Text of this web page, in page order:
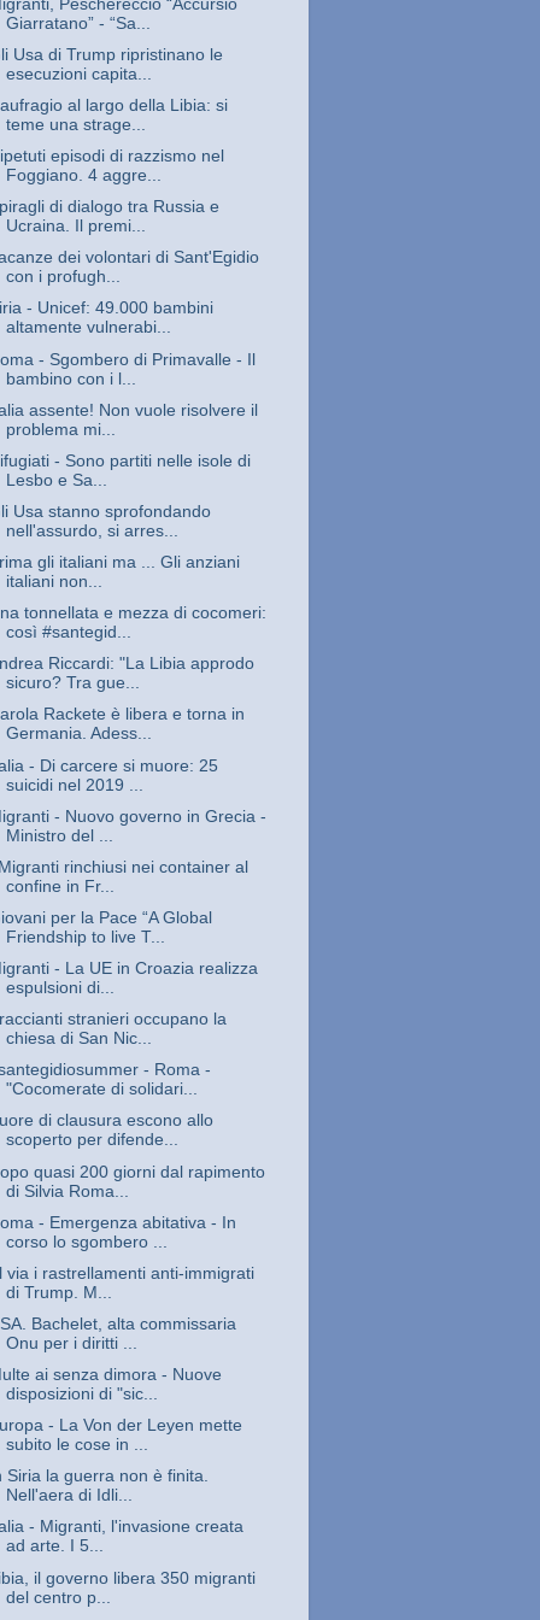
Peschereccio “Accursio
Giarratano” - “Sa...
Usa di Trump ripristinano le
esecuzioni capita...
al largo della Libia: si
teme una strage...
episodi di razzismo nel
Foggiano. 4 aggre...
di dialogo tra Russia e
Ucraina. Il premi...
dei volontari di Sant'Egidio
con i profugh...
- Unicef: 49.000 bambini
altamente vulnerabi...
- Sgombero di Primavalle - Il
bambino con i l...
assente! Non vuole risolvere il
problema mi...
- Sono partiti nelle isole di
Lesbo e Sa...
Usa stanno sprofondando
nell'assurdo, si arres...
gli italiani ma ... Gli anziani
italiani non...
tonnellata e mezza di cocomeri:
così #santegid...
Riccardi: "La Libia approdo
sicuro? Tra gue...
Rackete è libera e torna in
Germania. Adess...
- Di carcere si muore: 25
suicidi nel 2019 ...
- Nuovo governo in Grecia -
Ministro del ...
rinchiusi nei container al
confine in Fr...
per la Pace “A Global
Friendship to live T...
- La UE in Croazia realizza
espulsioni di...
stranieri occupano la
chiesa di San Nic...
- Roma -
"Cocomerate di solidari...
di clausura escono allo
scoperto per difende...
quasi 200 giorni dal rapimento
di Silvia Roma...
- Emergenza abitativa - In
corso lo sgombero ...
via i rastrellamenti anti-immigrati
di Trump. M...
Bachelet, alta commissaria
Onu per i diritti ...
ai senza dimora - Nuove
disposizioni di "sic...
- La Von der Leyen mette
subito le cose in ...
Siria la guerra non è finita.
Nell'aera di Idli...
- Migranti, l'invasione creata
ad arte. I 5...
il governo libera 350 migranti
del centro p...